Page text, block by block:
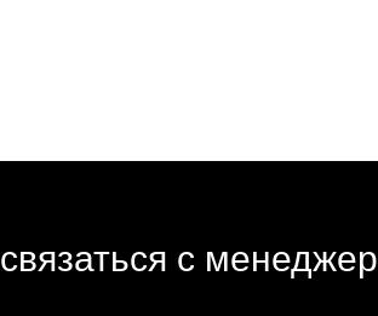
связаться с